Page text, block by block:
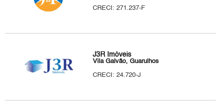
CRECI: 271.237-F
J3R Imóveis
Vila Galvão, Guarulhos
CRECI: 24.720-J